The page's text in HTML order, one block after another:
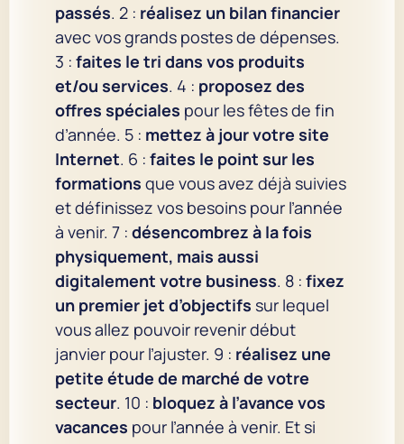
passés. 2 : réalisez un bilan financier
avec vos grands postes de dépenses.
3 : faites le tri dans vos produits
et/ou services. 4 : proposez des
offres spéciales pour les fêtes de fin
d’année. 5 : mettez à jour votre site
Internet. 6 : faites le point sur les
formations que vous avez déjà suivies
et définissez vos besoins pour l’année
à venir. 7 : désencombrez à la fois
physiquement, mais aussi
digitalement votre business. 8 : fixez
un premier jet d’objectifs sur lequel
vous allez pouvoir revenir début
janvier pour l’ajuster. 9 : réalisez une
petite étude de marché de votre
secteur. 10 : bloquez à l’avance vos
vacances pour l’année à venir. Et si